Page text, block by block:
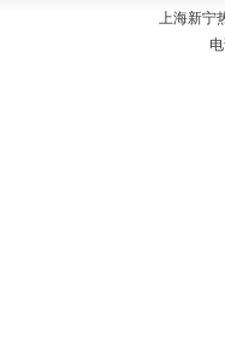
上海新宁